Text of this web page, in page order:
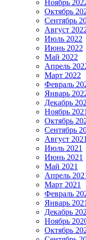
Ноябрь
Октябрь
Сентябрь
Август
Июль 2022
Июнь 2022
Май 2022
Апрель
Март 2022
Февраль
Январь
Декабрь
Ноябрь 2021
Октябрь
Сентябрь
Август 2021
Июль 2021
Июнь 2021
Май 2021
Апрель
Март 2021
Февраль
Январь 2021
Декабрь
Ноябрь
Октябрь